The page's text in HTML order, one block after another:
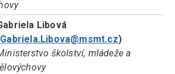
Libová
Gabriela.Libova@msmt.cz)
školství, mládeže a